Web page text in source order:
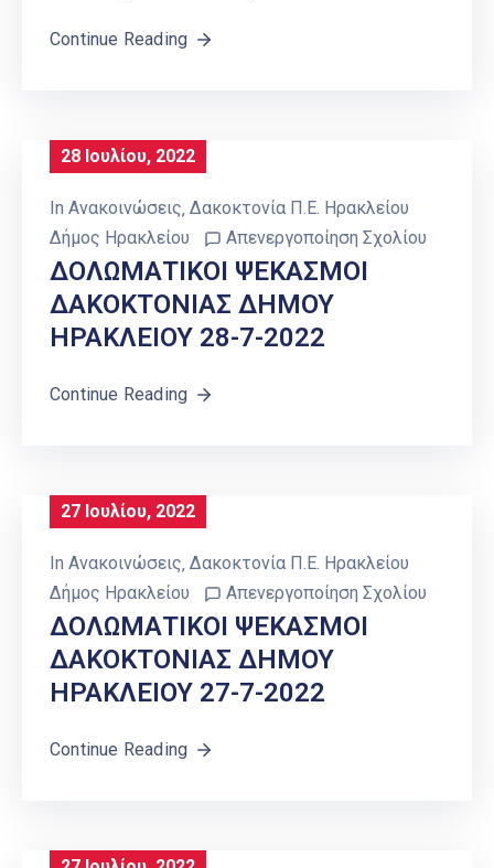
Continue Reading
28 Ιουλίου, 2022
In Ανακοινώσεις‚ Δακοκτονία Π.Ε. Ηρακλείου
Δήμος Ηρακλείου
Απενεργοποίηση Σχολίου
ΔΟΛΩΜΑΤΙΚΟΙ ΨΕΚΑΣΜΟΙ
ΔΑΚΟΚΤΟΝΙΑΣ ΔΗΜΟΥ
ΗΡΑΚΛΕΙΟΥ 28-7-2022
Continue Reading
27 Ιουλίου, 2022
In Ανακοινώσεις‚ Δακοκτονία Π.Ε. Ηρακλείου
Δήμος Ηρακλείου
Απενεργοποίηση Σχολίου
ΔΟΛΩΜΑΤΙΚΟΙ ΨΕΚΑΣΜΟΙ
ΔΑΚΟΚΤΟΝΙΑΣ ΔΗΜΟΥ
ΗΡΑΚΛΕΙΟΥ 27-7-2022
Continue Reading